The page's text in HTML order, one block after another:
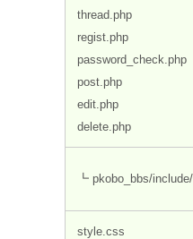
thread.php
regist.php
password_check.php
post.php
edit.php
delete.php
┗ pkobo_bbs/
style.css